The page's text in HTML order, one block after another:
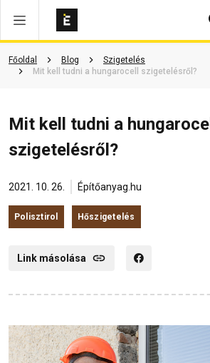
Főoldal Blog
Szigetelés
Mit kell tudni a hungarocell szigetelésről?
Mit kell tudni a hungarocell
szigetelésről?
2021. 10. 26. Építőanyag.hu
Polisztirol Hőszigetelés
Link másolása